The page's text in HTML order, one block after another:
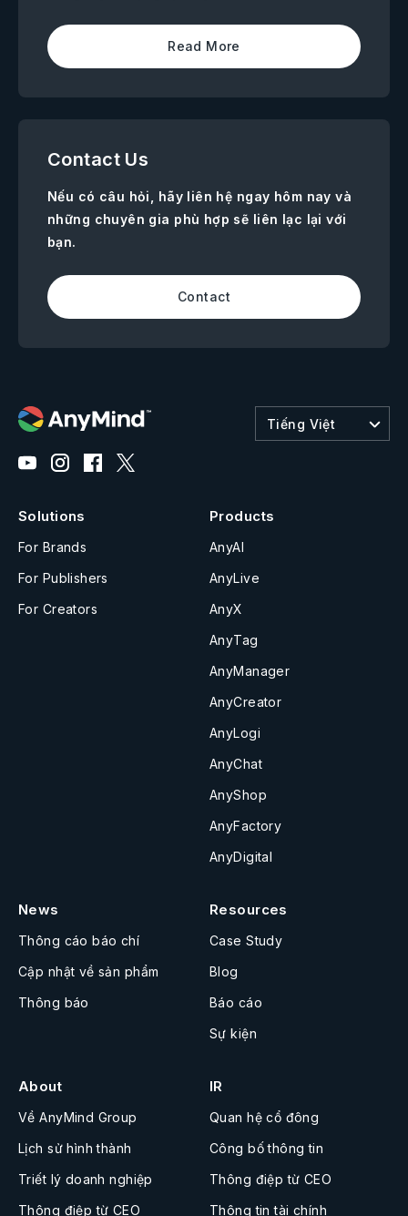
Read More
Contact Us
Nếu có câu hỏi, hãy liên hệ ngay hôm nay và
những chuyên gia phù hợp sẽ liên lạc lại với
bạn.
Contact
Tiếng Việt
Solutions
For Brands
For Publishers
For Creators
Products
AnyAI
AnyLive
AnyX
AnyTag
AnyManager
AnyCreator
AnyLogi
AnyChat
AnyShop
AnyFactory
AnyDigital
News
Thông cáo báo chí
Cập nhật về sản phẩm
Thông báo
Resources
Case Study
Blog
Báo cáo
Sự kiện
About
Về AnyMind Group
Lịch sử hình thành
Triết lý doanh nghiệp
Thông điệp từ CEO
IR
Quan hệ cổ đông
Công bố thông tin
Thông điệp từ CEO
Thông tin tài chính